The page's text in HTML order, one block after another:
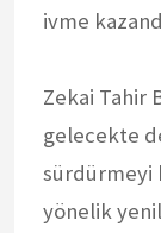
ivme
Zekai Tahir
gelecekte
sürdürmeyi
yönelik